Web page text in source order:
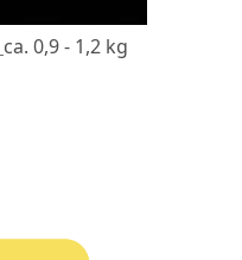
ca. 0,9 - 1,2 kg